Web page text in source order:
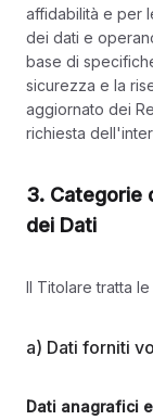
affidabilità e per
dei dati e
base di
sicurezza e la
aggiornato dei
richiesta
3. Categorie
dei Dati
Il Titolare tratta
a) Dati forniti
Dati anagrafici